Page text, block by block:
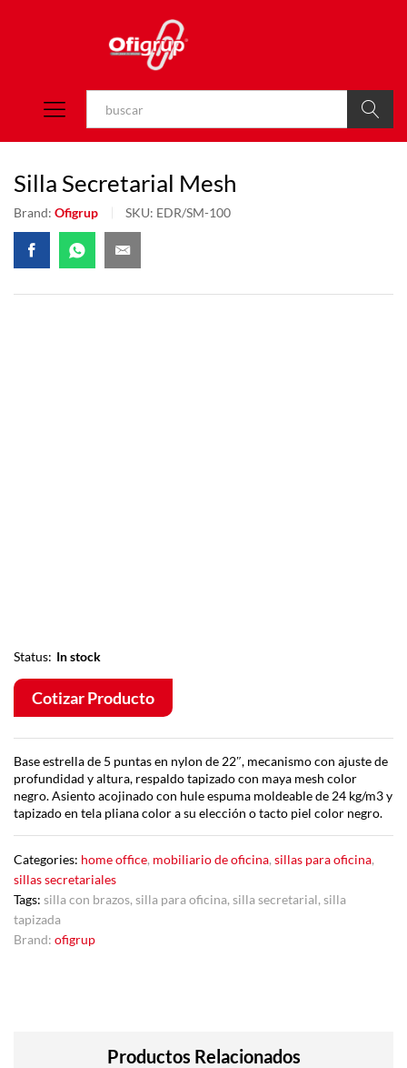
Buscar
Silla Secretarial Mesh
Brand: Ofigrup SKU: EDR/SM-100
Status: In stock
Cotizar Producto
Base estrella de 5 puntas en nylon de 22″, mecanismo con ajuste de
profundidad y altura, respaldo tapizado con maya mesh color
negro. Asiento acojinado con hule espuma moldeable de 24 kg/m3 y
tapizado en tela pliana color a su elección o tacto piel color negro.
Categories: home office, mobiliario de oficina, sillas para oficina,
sillas secretariales
Tags: silla con brazos, silla para oficina, silla secretarial, silla
tapizada
Brand: ofigrup
Productos Relacionados